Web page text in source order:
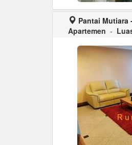
Pantai Mutiara
Apartemen -